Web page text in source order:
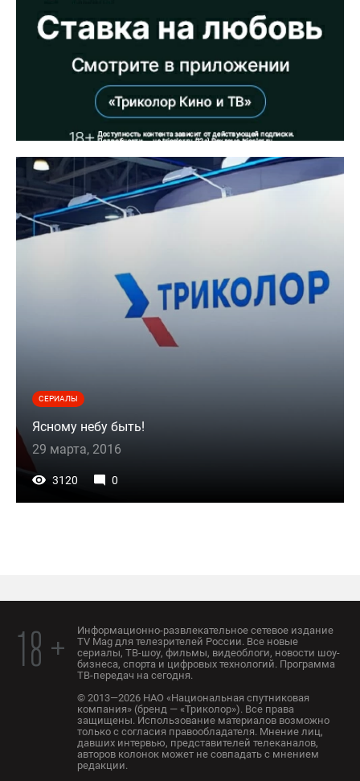
СЕРИАЛЫ
Ясному небу быть!
29 марта, 2016
3120 0
18 +
Информационно-развлекательное сетевое издание
TV Mag для телезрителей России. Все новые
сериалы, ТВ-шоу, фильмы, видеоблоги, новости шоу-
бизнеса, спорта и цифровых технологий. Программа
ТВ-передач на сегодня.
© 2013—2026 НАО «Национальная спутниковая
компания» (бренд — «Триколор»). Все права
защищены. Использование материалов возможно
только с согласия правообладателя. Мнение лиц,
давших интервью, представителей телеканалов,
авторов колонок может не совпадать с мнением
редакции.